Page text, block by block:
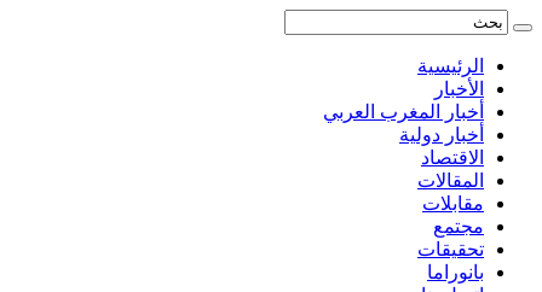
الرئيسية
الأخبار
أخبار المغرب العربي
أخبار دولية
الاقتصاد
المقالات
مقابلات
مجتمع
تحقيقات
بانوراما